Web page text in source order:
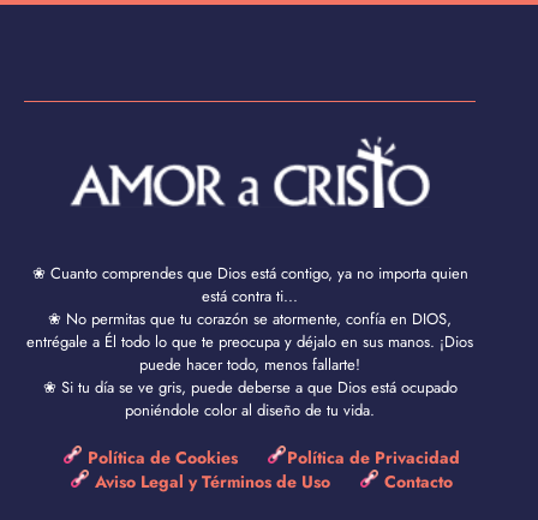
❀ Cuanto comprendes que Dios está contigo, ya no importa quien
está contra ti...
❀ No permitas que tu corazón se atormente, confía en DIOS,
entrégale a Él todo lo que te preocupa y déjalo en sus manos. ¡Dios
puede hacer todo, menos fallarte!
❀ Si tu día se ve gris, puede deberse a que Dios está ocupado
poniéndole color al diseño de tu vida.
Política de Cookies
Política de Privacidad
Aviso Legal y Términos de Uso
Contacto